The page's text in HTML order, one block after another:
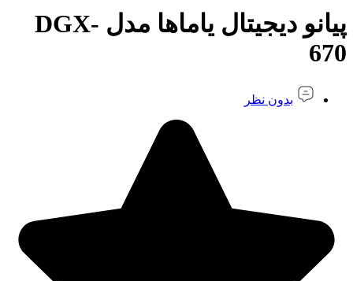
پیانو دیجیتال یاماها مدل DGX-
670
بدون نظر